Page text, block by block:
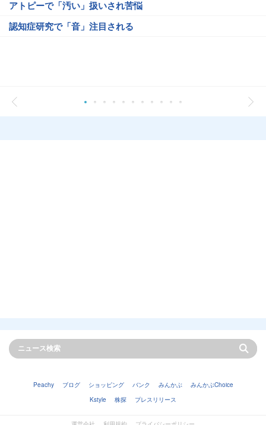
アトピーで「汚い」扱いされ苦悩
認知症研究で「音」注目される
Peachy ブログ ショッピング バンク みんかぶ
みんかぶChoice
Kstyle
株探 プレスリリース